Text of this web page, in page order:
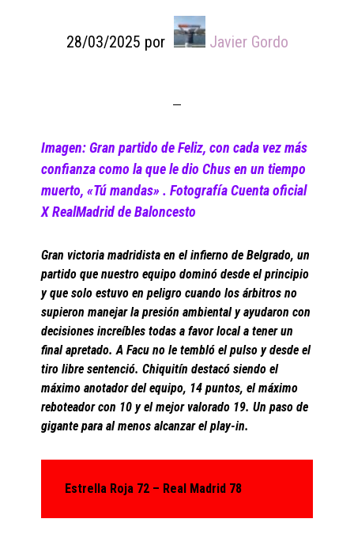
28/03/2025 por Javier Gordo
Imagen:Gran partido de Feliz, con cada vez más
confianza como la que le dio Chus en un tiempo
muerto, «Tú mandas» . Fotografía Cuenta oficial
X RealMadrid de Baloncesto
Gran victoria madridista en el infierno de Belgrado, un
partido que nuestro equipo dominó desde el principio
y que solo estuvo en peligro cuando los árbitros no
supieron manejar la presión ambiental y ayudaron con
decisiones increíbles todas a favor local a tener un
final apretado. A Facu no le tembló el pulso y desde el
tiro libre sentenció. Chiquitín destacó siendo el
máximo anotador del equipo, 14 puntos, el máximo
reboteador con 10 y el mejor valorado 19. Un paso de
gigante para al menos alcanzar el play-in.
Estrella Roja 72 – Real Madrid 78